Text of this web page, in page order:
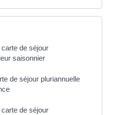
de séjour
saisonnier
de séjour pluriannuelle
de séjour